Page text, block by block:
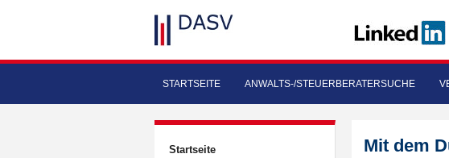
STARTSEITE ANWALTS-/STEUERBERATERSUCHE
Startseite
Mit dem